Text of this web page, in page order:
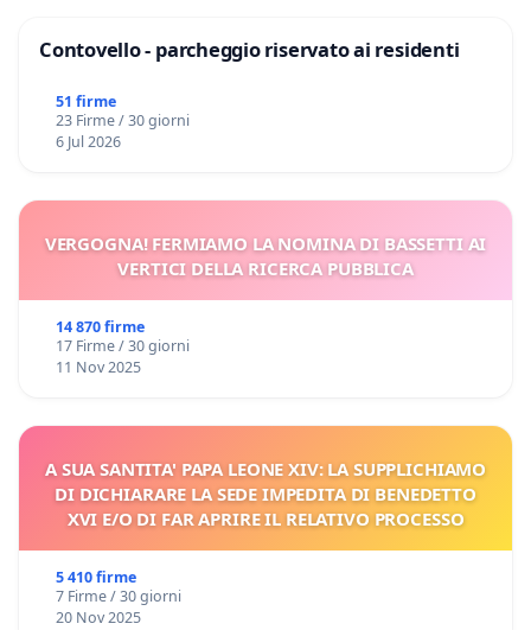
Contovello - parcheggio riservato ai residenti
51 firme
23 Firme / 30 giorni
6 Jul 2026
VERGOGNA! FERMIAMO LA NOMINA DI BASSETTI AI
VERTICI DELLA RICERCA PUBBLICA
14 870 firme
17 Firme / 30 giorni
11 Nov 2025
A SUA SANTITA' PAPA LEONE XIV: LA SUPPLICHIAMO
DI DICHIARARE LA SEDE IMPEDITA DI BENEDETTO
XVI E/O DI FAR APRIRE IL RELATIVO PROCESSO
5 410 firme
7 Firme / 30 giorni
20 Nov 2025